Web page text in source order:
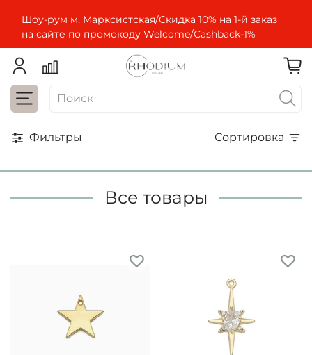
Шоу-рум м. Марксистская/Скидка 10% на 1-й заказ
на сайте по промокоду Welcome/Cashbaсk-1%
Фильтры Сортировка
Все товары